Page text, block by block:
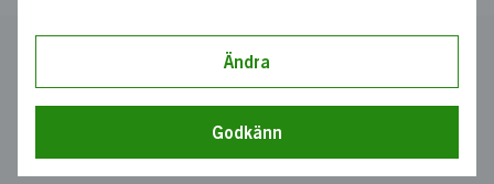
REGION VÄRMLAND-KOMMUNALFÖRBUND
Ändra
Godkänn